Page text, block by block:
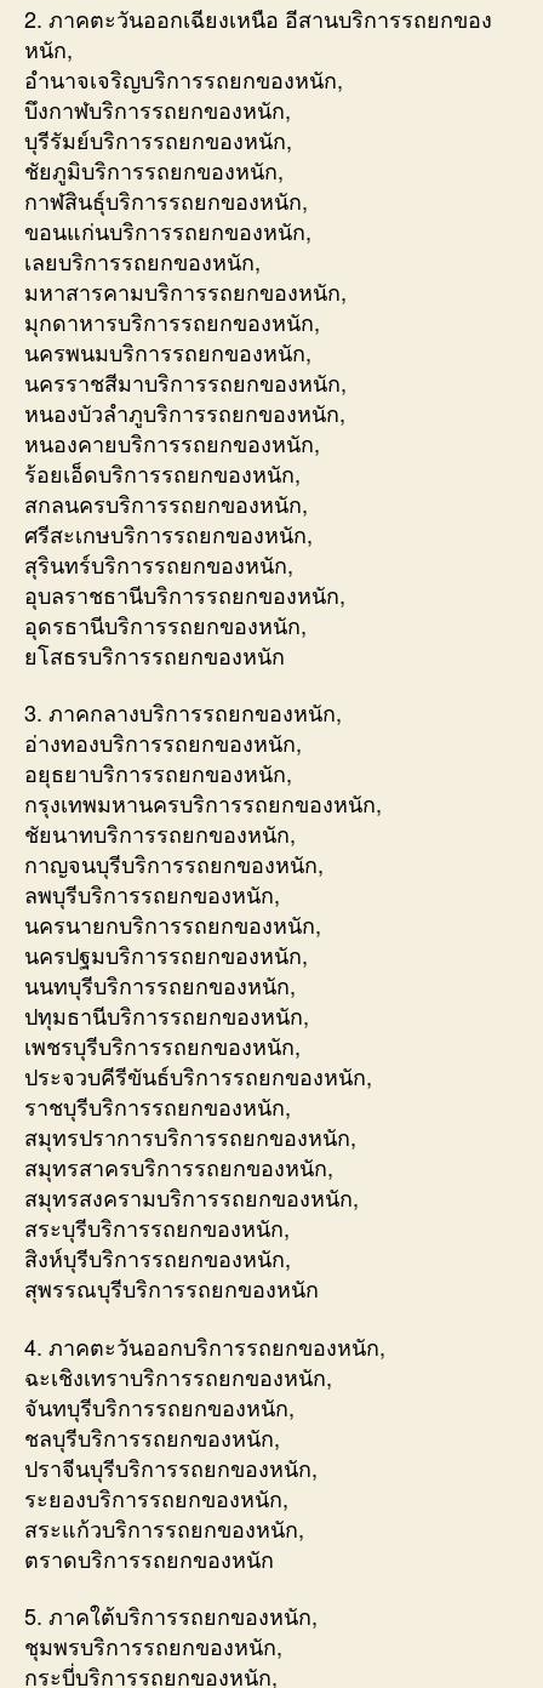
2. ภาคตะวันออกเฉียงเหนือ อีสานบริการรถยกของ
หนัก,
อำนาจเจริญบริการรถยกของหนัก,
บึงกาฬบริการรถยกของหนัก,
บุรีรัมย์บริการรถยกของหนัก,
ชัยภูมิบริการรถยกของหนัก,
กาฬสินธุ์บริการรถยกของหนัก,
ขอนแก่นบริการรถยกของหนัก,
เลยบริการรถยกของหนัก,
มหาสารคามบริการรถยกของหนัก,
มุกดาหารบริการรถยกของหนัก,
นครพนมบริการรถยกของหนัก,
นครราชสีมาบริการรถยกของหนัก,
หนองบัวลำภูบริการรถยกของหนัก,
หนองคายบริการรถยกของหนัก,
ร้อยเอ็ดบริการรถยกของหนัก,
สกลนครบริการรถยกของหนัก,
ศรีสะเกษบริการรถยกของหนัก,
สุรินทร์บริการรถยกของหนัก,
อุบลราชธานีบริการรถยกของหนัก,
อุดรธานีบริการรถยกของหนัก,
ยโสธรบริการรถยกของหนัก
3. ภาคกลางบริการรถยกของหนัก,
อ่างทองบริการรถยกของหนัก,
อยุธยาบริการรถยกของหนัก,
กรุงเทพมหานครบริการรถยกของหนัก,
ชัยนาทบริการรถยกของหนัก,
กาญจนบุรีบริการรถยกของหนัก,
ลพบุรีบริการรถยกของหนัก,
นครนายกบริการรถยกของหนัก,
นครปฐมบริการรถยกของหนัก,
นนทบุรีบริการรถยกของหนัก,
ปทุมธานีบริการรถยกของหนัก,
เพชรบุรีบริการรถยกของหนัก,
ประจวบคีรีขันธ์บริการรถยกของหนัก,
ราชบุรีบริการรถยกของหนัก,
สมุทรปราการบริการรถยกของหนัก,
สมุทรสาครบริการรถยกของหนัก,
สมุทรสงครามบริการรถยกของหนัก,
สระบุรีบริการรถยกของหนัก,
สิงห์บุรีบริการรถยกของหนัก,
สุพรรณบุรีบริการรถยกของหนัก
4. ภาคตะวันออกบริการรถยกของหนัก,
ฉะเชิงเทราบริการรถยกของหนัก,
จันทบุรีบริการรถยกของหนัก,
ชลบุรีบริการรถยกของหนัก,
ปราจีนบุรีบริการรถยกของหนัก,
ระยองบริการรถยกของหนัก,
สระแก้วบริการรถยกของหนัก,
ตราดบริการรถยกของหนัก
5. ภาคใต้บริการรถยกของหนัก,
ชุมพรบริการรถยกของหนัก,
กระบี่บริการรถยกของหนัก,